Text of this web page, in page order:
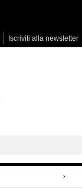
Iscriviti alla newsletter